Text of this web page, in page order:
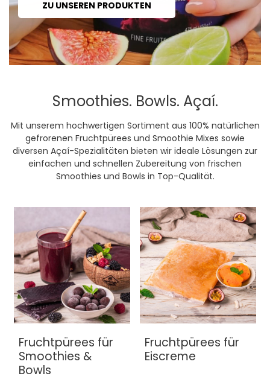
ZU UNSEREN PRODUKTEN
Smoothies. Bowls. Açaí.
Mit unserem hochwertigen Sortiment aus 100% natürlichen
gefrorenen Fruchtpürees und Smoothie Mixes sowie
diversen Açaí-Spezialitäten bieten wir ideale Lösungen zur
einfachen und schnellen Zubereitung von frischen
Smoothies und Bowls in Top-Qualität.
Fruchtpürees für
Smoothies &
Bowls
Fruchtpürees für
Eiscreme